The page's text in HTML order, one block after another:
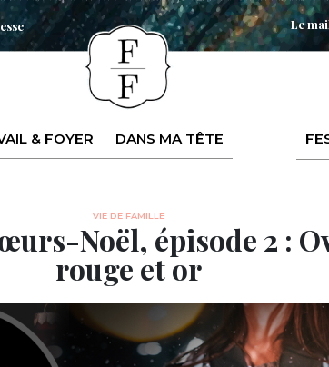
Le
& FOYER DANS MA TÊTE
VIE DE FAMILLE
Noël, épisode 2 :
rouge et or